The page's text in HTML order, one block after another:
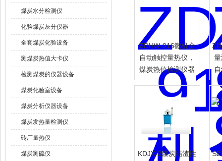
煤炭水分检测仪
化验煤炭灰分仪器
全套煤炭化验设备
测煤炭热值大卡仪
检测煤炭的仪器设备
煤炭化验室设备
煤炭分析仪器设备
煤炭发热量检测仪
砖厂量热仪
煤炭测硫仪
ZDHW-916微机全
自动触控量热仪，
煤炭热值检测仪器
KDJX-2煤炭结渣性